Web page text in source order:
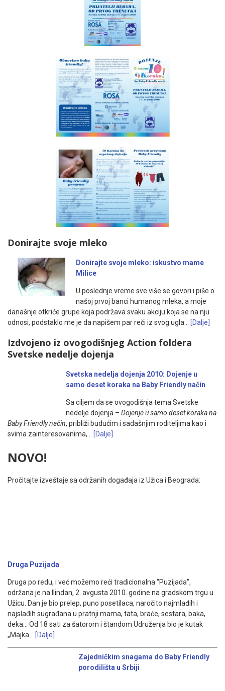
Donirajte svoje mleko
Donirajte svoje mleko: iskustvo mame
Milice
U poslednje vreme sve više se govori i piše o
našoj prvoj banci humanog mleka, a moje
današnje otkriće grupe koja podržava svaku akciju koja se na nju
odnosi, podstaklo me je da napišem par reči iz svog ugla…
[Dalje]
Izdvojeno iz ovogodišnjeg Action foldera
Svetske nedelje dojenja
Svetska nedelja dojenja 2010: Dojenje u
samo deset koraka na Baby Friendly način
Sa ciljem da se ovogodišnja tema Svetske
nedelje dojenja – Dojenje u samo deset koraka na
Baby Friendly način, približi budućim i sadašnjim roditeljima kao i
svima zainteresovanima,…
[Dalje]
NOVO!
Pročitajte izveštaje sa održanih događaja iz Užica i Beograda:
Druga Puzijada
Druga po redu, i već možemo reći tradicionalna “Puzijada”,
održana je na Ilindan, 2. avgusta 2010. godine na gradskom trgu u
Užicu. Dan je bio prelep, puno posetilaca, naročito najmlađih i
najslađih sugrađana u pratnji mama, tata, braće, sestara, baka,
deka… Od 18 sati za šatorom i štandom Udruženja bio je kutak
„Majka… [Dalje]
Zajedničkim snagama do Baby Friendly
porodilišta u Srbiji